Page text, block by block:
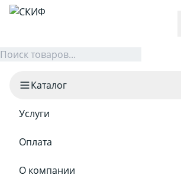
Каталог
Услуги
Оплата
О компании